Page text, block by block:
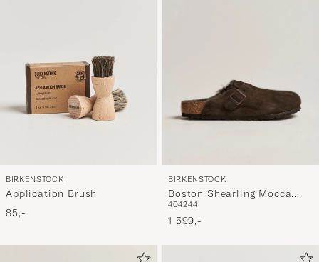
BIRKENSTOCK
Application Brush
85,-
BIRKENSTOCK
Boston Shearling Mocca
Suede
404244
1 599,-